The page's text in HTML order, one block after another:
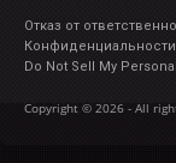
Отказ от
Конфиденциальности
Do Not Sell My
Copyright © 2026 - All